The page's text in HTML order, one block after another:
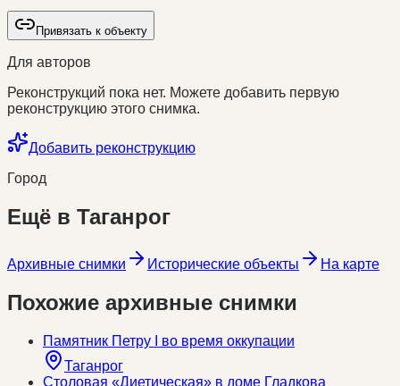
Привязать к объекту
Для авторов
Реконструкций пока нет. Можете добавить первую
реконструкцию этого снимка.
Добавить реконструкцию
Город
Ещё в Таганрог
Архивные снимки Исторические объекты На карте
Похожие архивные снимки
Памятник Петру I во время оккупации
Таганрог
Столовая «Диетическая» в доме Гладкова